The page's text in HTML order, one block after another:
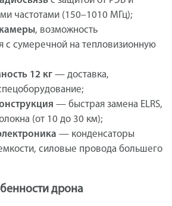
частотами (150–1010 МГц);
, возможность
с сумеречной на тепловизионную
12 кг — доставка,
— быстрая замена ELRS,
(от 10 до 30 км);
— конденсаторы
силовые провода большего
дрона